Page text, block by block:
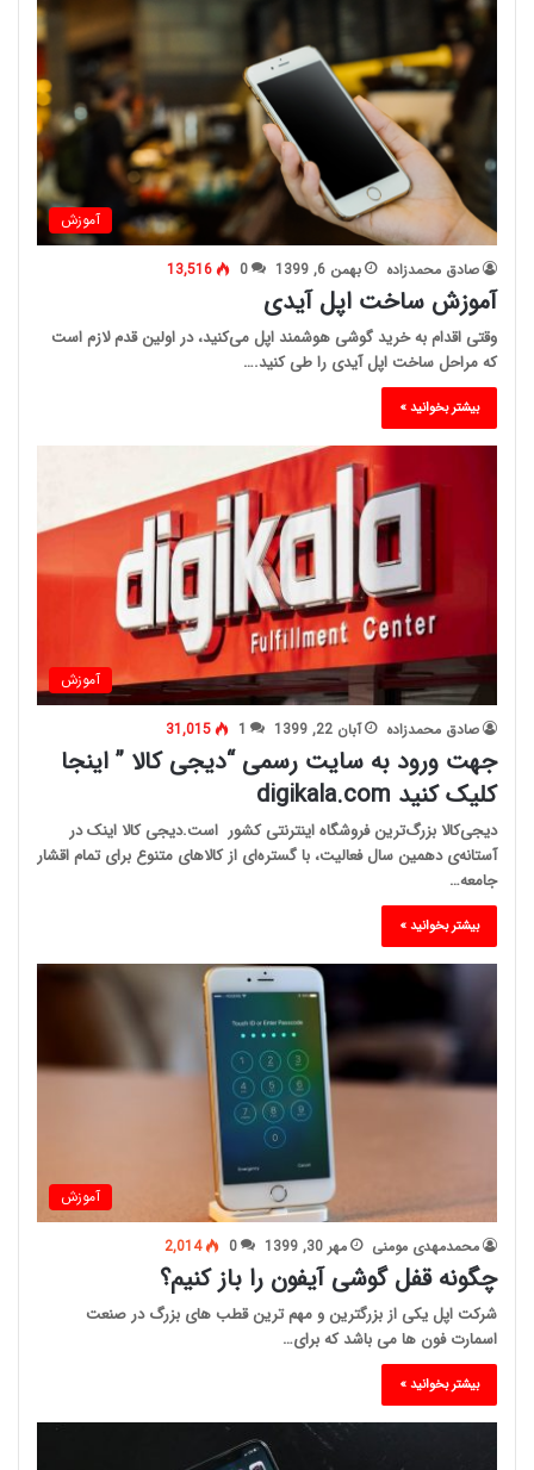
آموزش
صادق محمدزاده بهمن 6, 1399 0
13,516
آموزش ساخت اپل آیدی
وقتی اقدام به خرید گوشی هوشمند اپل می‌کنید، در اولین قدم لازم است
که مراحل ساخت اپل آیدی را طی کنید.…
بیشتر بخوانید »
آموزش
صادق محمدزاده آبان 22, 1399 1
31,015
جهت ورود به سایت رسمی “دیجی کالا ” اینجا
کلیک کنید digikala.com
دیجی‌کالا بزرگ‌ترین فروشگاه اینترنتی کشور است.دیجی کالا اینک در
آستانه‌ی دهمین سال فعالیت، با گستره‌ای از کالاهای متنوع برای تمام اقشار
جامعه…
بیشتر بخوانید »
آموزش
محمدمهدی مومنی مهر 30, 1399 0
2,014
چگونه قفل گوشی آیفون را باز کنیم؟
شرکت اپل یکی از بزرگترین و مهم ترین قطب های بزرگ در صنعت
اسمارت فون ها می باشد که برای…
بیشتر بخوانید »